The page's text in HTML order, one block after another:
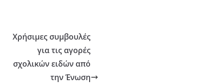
Χρήσιμες συμβουλές
για τις αγορές
σχολικών ειδών από
την Ένωση